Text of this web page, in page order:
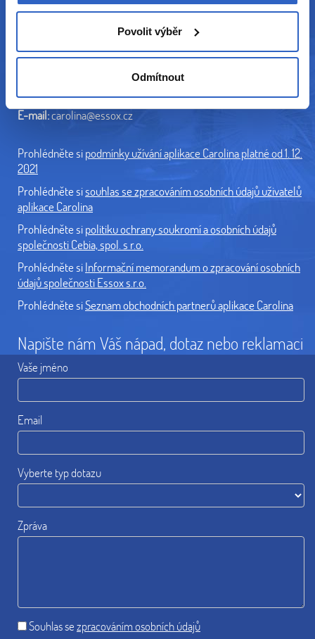
Povolit výběr
Odmítnout
E-mail:cebia@cebia.cz
ESSOX s.r.o.
370 01 České Budějovice
E-mail:carolina@essox.cz
Prohlédněte sipodmínky užívání aplikace Carolina platné od 1. 12.
2021
Prohlédněte sisouhlas se zpracováním osobních údajů uživatelů
aplikace Carolina
Prohlédněte sipolitiku ochrany soukromí a osobních údajů
společnosti Cebia, spol. s r.o.
Prohlédněte siInformační memorandum o zpracování osobních
údajů společnosti Essox s.r.o.
Prohlédněte siSeznam obchodních partnerů aplikace Carolina
Napište nám Váš nápad, dotaz nebo reklamaci
Vaše jméno
Email
Vyberte typ dotazu
Zpráva
Souhlas sezpracováním osobních údajů